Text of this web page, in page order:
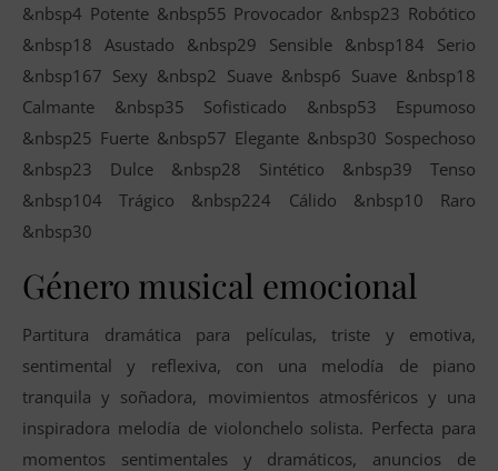
&nbsp4 Potente &nbsp55 Provocador &nbsp23 Robótico
&nbsp18 Asustado &nbsp29 Sensible &nbsp184 Serio
&nbsp167 Sexy &nbsp2 Suave &nbsp6 Suave &nbsp18
Calmante &nbsp35 Sofisticado &nbsp53 Espumoso
&nbsp25 Fuerte &nbsp57 Elegante &nbsp30 Sospechoso
&nbsp23 Dulce &nbsp28 Sintético &nbsp39 Tenso
&nbsp104 Trágico &nbsp224 Cálido &nbsp10 Raro
&nbsp30
Género musical emocional
Partitura dramática para películas, triste y emotiva,
sentimental y reflexiva, con una melodía de piano
tranquila y soñadora, movimientos atmosféricos y una
inspiradora melodía de violonchelo solista. Perfecta para
momentos sentimentales y dramáticos, anuncios de